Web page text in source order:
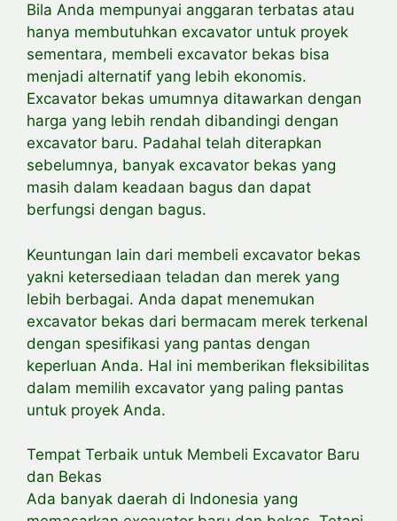
Bila Anda mempunyai anggaran terbatas atau
hanya membutuhkan excavator untuk proyek
sementara, membeli excavator bekas bisa
menjadi alternatif yang lebih ekonomis.
Excavator bekas umumnya ditawarkan dengan
harga yang lebih rendah dibandingi dengan
excavator baru. Padahal telah diterapkan
sebelumnya, banyak excavator bekas yang
masih dalam keadaan bagus dan dapat
berfungsi dengan bagus.
Keuntungan lain dari membeli excavator bekas
yakni ketersediaan teladan dan merek yang
lebih berbagai. Anda dapat menemukan
excavator bekas dari bermacam merek terkenal
dengan spesifikasi yang pantas dengan
keperluan Anda. Hal ini memberikan fleksibilitas
dalam memilih excavator yang paling pantas
untuk proyek Anda.
Tempat Terbaik untuk Membeli Excavator Baru
dan Bekas
Ada banyak daerah di Indonesia yang